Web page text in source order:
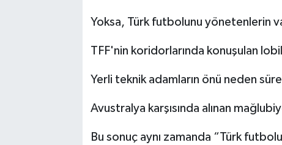
Yoksa, Türk futbolunu yönetenlerin
TFF'nin koridorlarında konuşulan
Yerli teknik adamların önü neden
Avustralya karşısında alınan
Bu sonuç aynı zamanda “Türk